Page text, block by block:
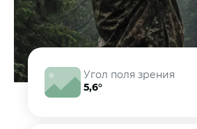
Угол поля зрения
5,6°